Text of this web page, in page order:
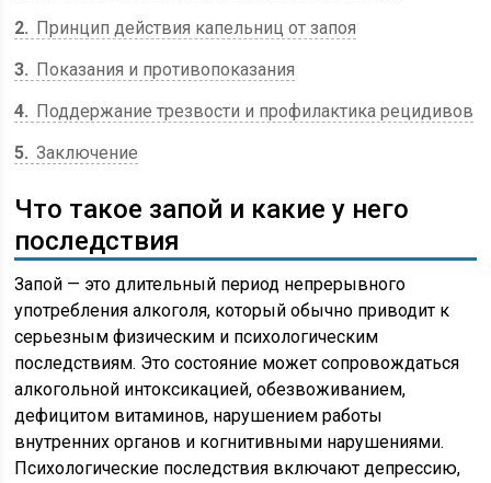
2
Принцип действия капельниц от запоя
3
Показания и противопоказания
4
Поддержание трезвости и профилактика рецидивов
5 Заключение
Что такое запой и какие у него
последствия
Запой — это длительный период непрерывного
употребления алкоголя, который обычно приводит к
серьезным физическим и психологическим
последствиям. Это состояние может сопровождаться
алкогольной интоксикацией, обезвоживанием,
дефицитом витаминов, нарушением работы
внутренних органов и когнитивными нарушениями.
Психологические последствия включают депрессию,